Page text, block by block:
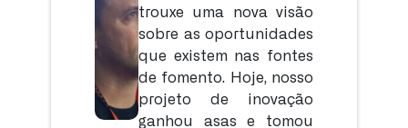
trouxe uma nova visão
sobre as oportunidades
que existem nas fontes
de fomento. Hoje, nosso
projeto de inovação
ganhou asas e tomou